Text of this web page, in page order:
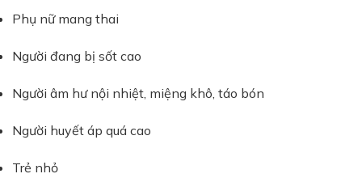
Phụ nữ mang thai
Người đang bị sốt cao
Người âm hư nội nhiệt, miệng khô, táo bón
Người huyết áp quá cao
Trẻ nhỏ